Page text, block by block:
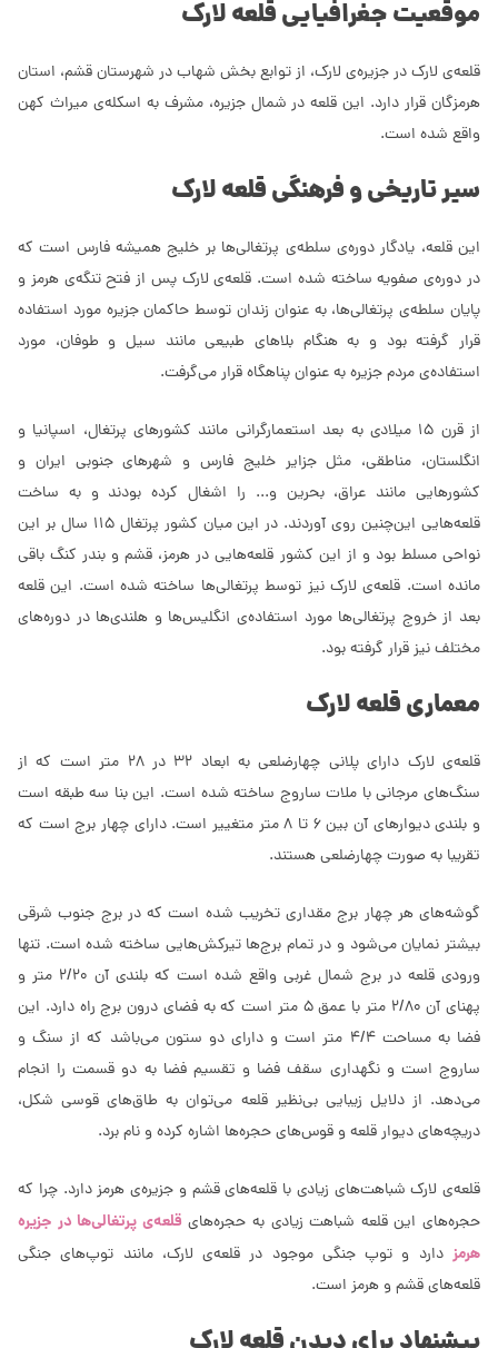
موقعیت جغرافیایی قلعه لارک
قلعه‌ی لارک در جزیره‌ی لارک، از توابع بخش شهاب در شهرستان قشم، استان
هرمزگان قرار دارد. این قلعه در شمال جزیره، مشرف به اسکله‌ی میراث کهن
واقع شده است.
سیر تاریخی و فرهنگی قلعه لارک
این قلعه، یادگار دوره‌ی سلطه‌ی پرتغالی‌ها بر خلیج همیشه فارس است که
در دوره‌ی صفویه ساخته شده است. قلعه‌ی لارک پس از فتح تنگه‌ی هرمز و
پایان سلطه‌ی پرتغالی‌ها، به عنوان زندان توسط حاکمان جزیره مورد استفاده
قرار گرفته بود و به هنگام بلاهای طبیعی مانند سیل و طوفان، مورد
استفاده‌ی مردم جزیره به عنوان پناهگاه قرار می‌گرفت.
از قرن 15 میلادی به بعد استعمارگرانی مانند کشور‌های پرتغال، اسپانیا و
انگلستان، مناطقی، مثل جزایر خلیج فارس و شهر‌های جنوبی ایران و
کشور‌هایی مانند عراق، بحرین و... را اشغال کرده بودند و به ساخت
قلعه‌هایی این‌چنین روی آوردند. در این میان کشور پرتغال 115 سال بر این
نواحی مسلط بود و از این کشور قلعه‌هایی در هرمز، قشم و بندر کنگ باقی
مانده است. قلعه‌ی لارک نیز توسط پرتغالی‌ها ساخته شده است. این قلعه
بعد از خروج پرتغالی‌ها مورد استفاده‌ی انگلیس‌ها و هلندی‌ها در دوره‌های
مختلف نیز قرار گرفته بود.
معماری قلعه لارک
قلعه‌ی لارک دارای پلانی چهارضلعی به ابعاد 32 در 28 متر است که از
سنگ‌های مرجانی با ملات ساروج ساخته شده است. این بنا سه طبقه است
و بلندی دیوار‌های آن بین 6 تا 8 متر متغییر است. دارای چهار برج است که
تقریبا به صورت چهارضلعی هستند.
گوشه‌های هر چهار برج مقداری تخریب شده است که در برج جنوب شرقی
بیشتر نمایان می‌شود و در تمام برج‌ها تیرکش‌هایی ساخته شده است. تنها
ورودی قلعه در برج شمال غربی واقع شده است که بلندی آن 2/20 متر و
پهنای آن 2/80 متر با عمق ۵ متر است که به فضای درون برج راه دارد. این
فضا به مساحت 4/4 متر است و دارای دو ستون ‌می‌باشد که از سنگ و
ساروج است و نگهداری سقف فضا و تقسیم فضا به دو قسمت را انجام
می‌دهد. از دلایل زیبایی بی‌نظیر قلعه می‌توان به طاق‌های قوسی شکل،
دریچه‌های دیوار قلعه و قوس‌های حجره‌ها اشاره کرده و نام برد.
قلعه‌ی لارک شباهت‌های زیادی با قلعه‌های قشم و جزیره‌ی هرمز دارد. چرا که
حجره‌های این قلعه شباهت زیادی به حجره‌های قلعه‌ی پرتغالی‌ها در جزیره
هرمز دارد و توپ جنگی موجود در قلعه‌ی لارک، مانند توپ‌های جنگی
قلعه‌های قشم و هرمز است.